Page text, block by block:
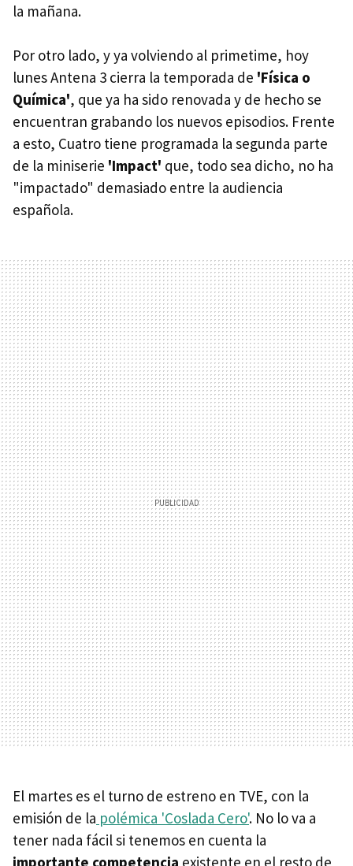
la mañana.
Por otro lado, y ya volviendo al primetime, hoy
lunes Antena 3 cierra la temporada de 'Física o
Química', que ya ha sido renovada y de hecho se
encuentran grabando los nuevos episodios. Frente
a esto, Cuatro tiene programada la segunda parte
de la miniserie 'Impact' que, todo sea dicho, no ha
"impactado" demasiado entre la audiencia
española.
El martes es el turno de estreno en TVE, con la
emisión de la polémica 'Coslada Cero'. No lo va a
tener nada fácil si tenemos en cuenta la
importante competencia existente en el resto de